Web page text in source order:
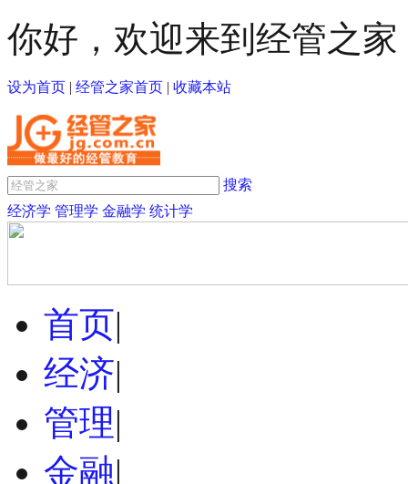
你好，欢迎来到经管之家
设为首页 | 经管之家首页 | 收藏本站
搜索
经济学 管理学 金融学 统计学
首页|
经济|
管理|
金融|